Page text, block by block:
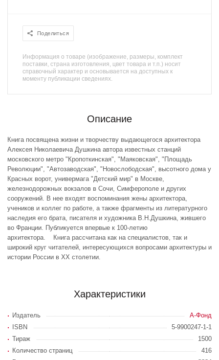
Поделиться
Информация о товаре (изображение, размеры, комплект
поставки, страна изготовления, цвет товара и т.п.) носит
справочный характер и основывается на доступных к
моменту публикации сведениях.
Описание
Книга посвящена жизни и творчеству выдающегося архитектора
Алексея Николаевича Душкина автора известных станций
московского метро "Кропоткинская", "Маяковская", "Площадь
Революции", "Автозаводская", "Новослободская", высотного дома у
Красных ворот, универмага "Детский мир" в Москве,
железнодорожных вокзалов в Сочи, Симферополе и других
сооружений. В нее входят воспоминания жены архитектора,
учеников и коллег по работе, а также фрагменты из литературного
наследия его брата, писателя и художника В.Н.Душкина, жившего
во Франции. Публикуется впервые к 100-летию
архитектора. Книга рассчитана как на специалистов, так и
широкий круг читателей, интересующихся вопросами архитектуры и
истории России в XX столетии.
Характеристики
Издатель
А-Фонд
ISBN
5-9900247-1-1
Тираж
1500
Количество страниц
416